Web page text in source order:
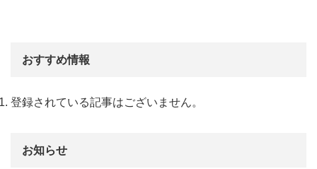
おすすめ情報
登録されている記事はございません。
お知らせ